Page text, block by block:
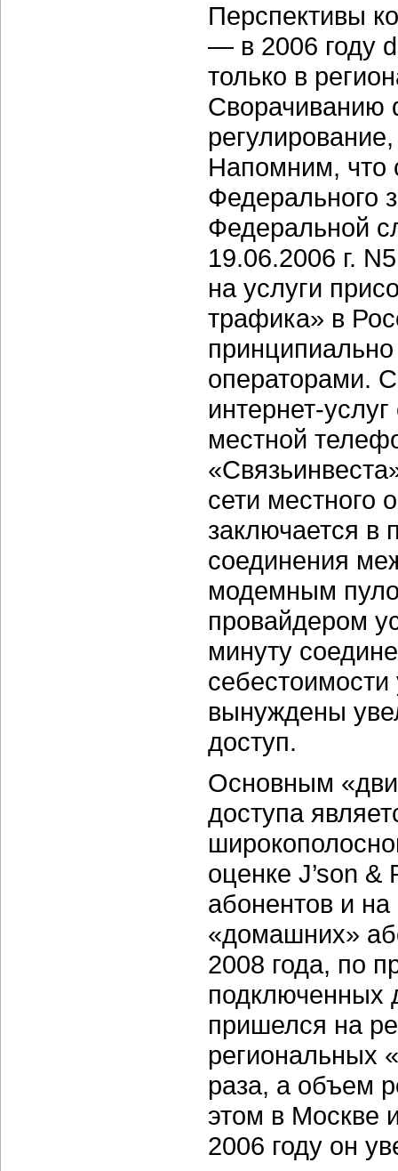
Перспективы
— в 2006 году
только в
Сворачиванию
Напомним, что
Федерального
Федеральной
19.06.2006 г.
на услуги
трафика» в
операторами.
интернет-
местной
сети местного
заключается в
соединения
модемным
провайдером
минуту
вынуждены
доступ.
Основным
доступа
оценке J’son
абонентов и
«домашних»
2008 года, по
подключенных
пришелся на
региональных
раза, а объем
этом в Москве
2006 году он